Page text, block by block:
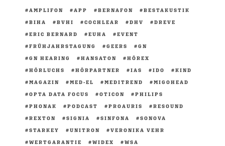
AMPLIFON APP BERNAFON
BESTAKUSTIK
BIHA
BVHI COCHLEAR DHV
DREVE
ERIC BERNARD
EUHA
EVENT
FRÜHJAHRSTAGUNG
GEERS
GN
GN HEARING
HANSATON
HÖREX
HÖRLUCHS
HÖRPARTNER IAS IDO
KIND
MAGAZIN
MED-EL MEDITREND
MIGOHEAD
OPTA DATA FOCUS
OTICON
PHILIPS
PHONAK
PODCAST PROAURIS
RESOUND
REXTON
SIGNIA SINFONA
SONOVA
STARKEY
UNITRON
VERONIKA VEHR
WERTGARANTIE
WIDEX
WSA